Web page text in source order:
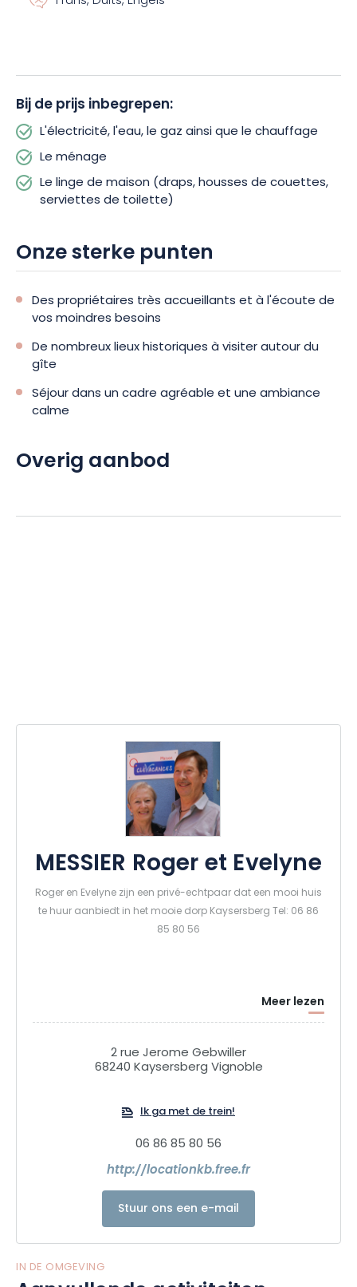
Als het mooi weer is, aarzel dan niet om plaats te nemen op
het terras, dat een adembenemend uitzicht biedt op de
omgeving. Geniet van de zon en de frisse lucht onder het
genot van een barbecue.
Bij de prijs inbegrepen:
L'électricité, l'eau, le gaz ainsi que le chauffage
Le ménage
Le linge de maison (draps, housses de couettes,
serviettes de toilette)
Onze sterke punten
Des propriétaires très accueillants et à l'écoute de
vos moindres besoins
De nombreux lieux historiques à visiter autour du
gîte
Séjour dans un cadre agréable et une ambiance
calme
Overig aanbod
MESSIER Roger et Evelyne
Roger en Evelyne zijn een privé-echtpaar dat een mooi huis
te huur aanbiedt in het mooie dorp Kaysersberg Tel: 06 86
85 80 56
Meer lezen
2 rue Jerome Gebwiller
68240 Kaysersberg Vignoble
Ik ga met de trein!
06 86 85 80 56
http://locationkb.free.fr
Stuur ons een e-mail
IN DE OMGEVING